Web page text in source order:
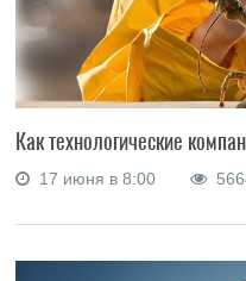
Как технологические
17 июня в 8:00